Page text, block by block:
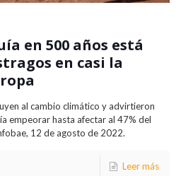
en 500 años está
en casi la
al cambio climático y advirtieron
empeorar hasta afectar al 47% del
12 de agosto de 2022.
Leer más